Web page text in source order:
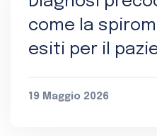
come la
esiti per il
19 Maggio 2026